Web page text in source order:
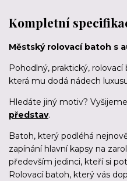
Kompletní
Městský rolovací batoh s
Pohodlný, praktický,
která mu dodá nádech
Hledáte jiný motiv?
představ.
Batoh, který podléhá
zapínání hlavní kapsy na
především jedinci, kteří si
Rolovací batoh, který vás